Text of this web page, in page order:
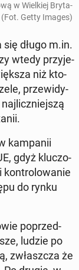
w Wiel­kiej Bry­ta­
Getty Images)
długo m.in.
wtedy przy­je­
niż kto­
prze­wi­dy­
kam­pa­nii
gdyż klu­czo­
kon­tro­lo­wa­nie
do rynku
po­przed­
ludzie po
zwłasz­cza że